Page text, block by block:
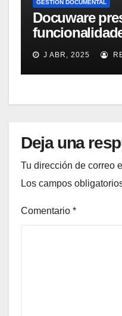
GESTIÓN DOCUMENTAL
Docuware
gestión
J ABR, 2025
Deja una
Tu dirección de correo
Los campos
Comentario *